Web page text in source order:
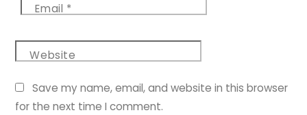
Email *
Website
Save my name, email, and website in this browser
for the next time I comment.